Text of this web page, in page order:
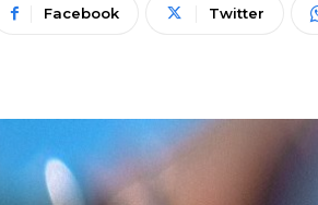
Facebook Twitter